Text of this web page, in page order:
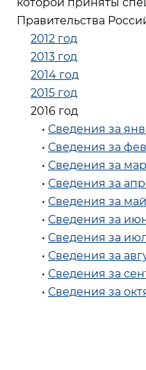
Правительства
2012 год
2013 год
2014 год
2015 год
2016 год
• Сведения за
• Сведения за
• Сведения за
• Сведения за
• Сведения за май
• Сведения за
• Сведения за
• Сведения за
• Сведения за
• Сведения за